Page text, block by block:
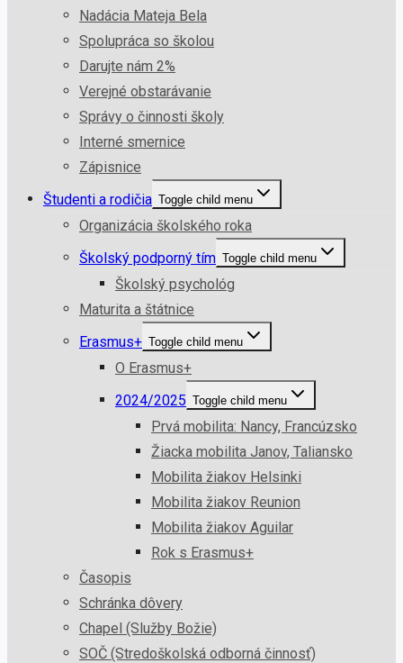
Nadácia Mateja Bela
Spolupráca so školou
Darujte nám 2%
Verejné obstarávanie
Správy o činnosti školy
Interné smernice
Zápisnice
Študenti a rodičia Toggle child menu
Organizácia školského roka
Školský podporný tím Toggle child menu
Školský psychológ
Maturita a štátnice
Erasmus+ Toggle child menu
O Erasmus+
2024/2025 Toggle child menu
Prvá mobilita: Nancy, Francúzsko
Žiacka mobilita Janov, Taliansko
Mobilita žiakov Helsinki
Mobilita žiakov Reunion
Mobilita žiakov Aguilar
Rok s Erasmus+
Časopis
Schránka dôvery
Chapel (Služby Božie)
SOČ (Stredoškolská odborná činnosť)